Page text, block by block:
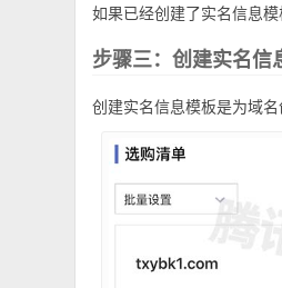
如果已经创建了实名信息
步骤三：创建实名信
创建实名信息模板是为域名